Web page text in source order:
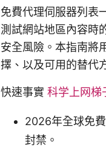
免費代理伺服器列表
測試網站地區內容時
安全風險。本指南將
擇、以及可用的替代
快速事實 科学上网梯
2026年全球免
封禁。